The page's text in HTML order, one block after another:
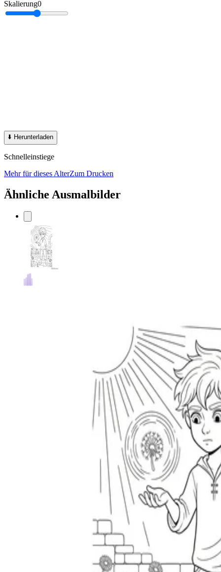
Skalierung0
⬇️ Herunterladen
Schnelleinstiege
Mehr für dieses AlterZum Drucken
Ähnliche Ausmalbilder